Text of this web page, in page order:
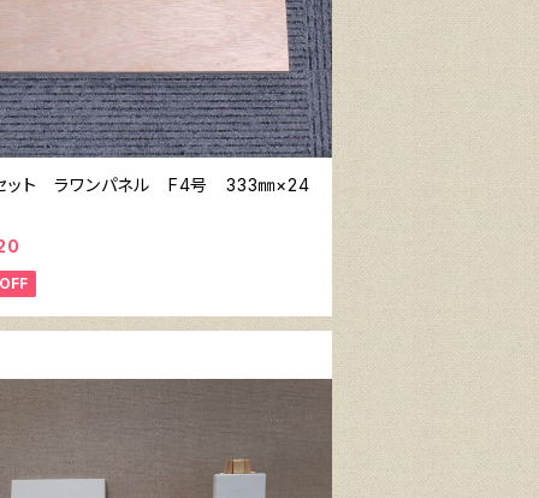
ット ラワンパネル F4号 333㎜×24